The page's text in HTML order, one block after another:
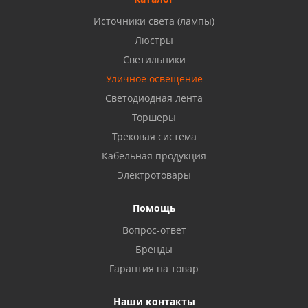
Бузулук, ул. Октябрьская, 24
Балаково, ул. Комарова, 55
Октябрьский, ул. Свердлова, 28
Азнакаево, ул. Булгар, 2. ТЦ "Акчарлак"
Стерлитамак, ул. Вокзальная, 13
Источники света (лампы)
Люстры
Светильники
Уличное освещение
Светодиодная лента
Торшеры
Трековая система
Кабельная продукция
Электротовары
Помощь
Вопрос-ответ
Бренды
Гарантия на товар
Наши контакты